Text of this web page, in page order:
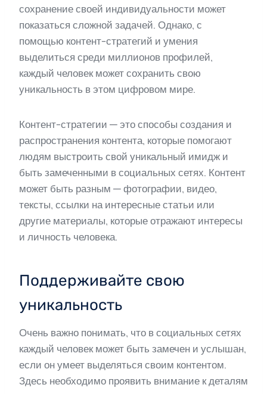
сохранение своей индивидуальности может
показаться сложной задачей. Однако, с
помощью контент-стратегий и умения
выделиться среди миллионов профилей,
каждый человек может сохранить свою
уникальность в этом цифровом мире.
Контент-стратегии — это способы создания и
распространения контента, которые помогают
людям выстроить свой уникальный имидж и
быть замеченными в социальных сетях. Контент
может быть разным — фотографии, видео,
тексты, ссылки на интересные статьи или
другие материалы, которые отражают интересы
и личность человека.
Поддерживайте свою
уникальность
Очень важно понимать, что в социальных сетях
каждый человек может быть замечен и услышан,
если он умеет выделяться своим контентом.
Здесь необходимо проявить внимание к деталям